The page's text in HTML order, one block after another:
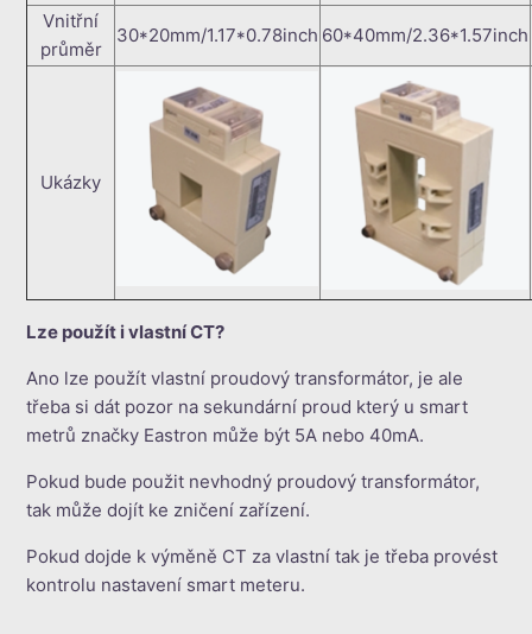
Vnitřní
průměr
30*20mm/1.17*0.78inch 60*40mm/2.36*1.57inch
Ukázky
Lze použít i vlastní CT?
Ano lze použít vlastní proudový transformátor, je ale
třeba si dát pozor na sekundární proud který u smart
metrů značky Eastron může být 5A nebo 40mA.
Pokud bude použit nevhodný proudový transformátor,
tak může dojít ke zničení zařízení.
Pokud dojde k výměně CT za vlastní tak je třeba provést
kontrolu nastavení smart meteru.